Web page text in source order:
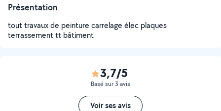
Présentation
tout travaux de peinture carrelage élec plaques
terrassement tt bâtiment
3,7/5
Basé sur 3 avis
Voir ses avis